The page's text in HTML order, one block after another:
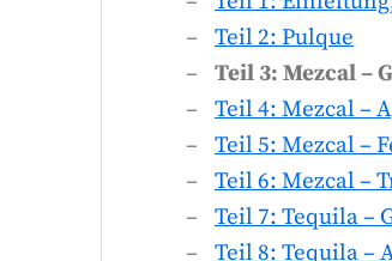
Teil 2: Pulque
Teil 3: Mezcal –
Teil 4: Mezcal –
Teil 5: Mezcal –
Teil 6: Mezcal –
Teil 7: Tequila –
Teil 8: Tequila –